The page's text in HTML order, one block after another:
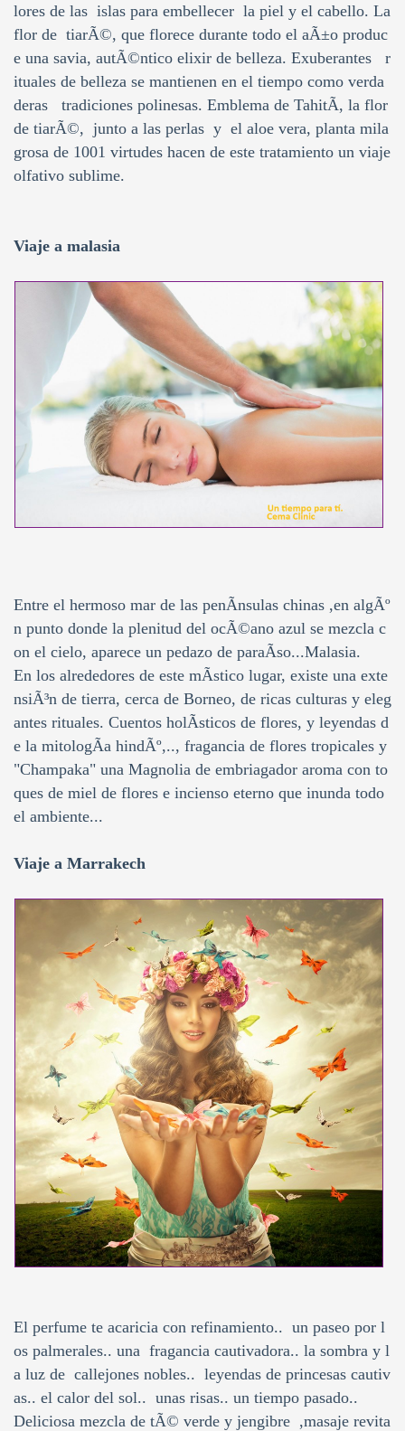
lores de las islas para embellecer la piel y el cabello. La
flor de tiarÃ©, que florece durante todo el aÃ±o produc
e una savia, autÃ©ntico elixir de belleza. Exuberantes r
ituales de belleza se mantienen en el tiempo como verda
deras tradiciones polinesas. Emblema de TahitÃ­, la flor
de tiarÃ©, junto a las perlas y el aloe vera, planta mila
grosa de 1001 virtudes hacen de este tratamiento un viaje
olfativo sublime.
Viaje a malasia
Entre el hermoso mar de las penÃ­nsulas chinas ,en algÃº
n punto donde la plenitud del ocÃ©ano azul se mezcla c
on el cielo, aparece un pedazo de paraÃ­so...Malasia.
En los alrededores de este mÃ­stico lugar, existe una exte
nsiÃ³n de tierra, cerca de Borneo, de ricas culturas y eleg
antes rituales. Cuentos holÃ­sticos de flores, y leyendas d
e la mitologÃ­a hindÃº,.., fragancia de flores tropicales y
"Champaka" una Magnolia de embriagador aroma con to
ques de miel de flores e incienso eterno que inunda todo
el ambiente...
Viaje a Marrakech
El perfume te acaricia con refinamiento.. un paseo por l
os palmerales.. una fragancia cautivadora.. la sombra y l
a luz de callejones nobles.. leyendas de princesas cautiv
as.. el calor del sol.. unas risas.. un tiempo pasado..
Deliciosa mezcla de tÃ© verde y jengibre ,masaje revita